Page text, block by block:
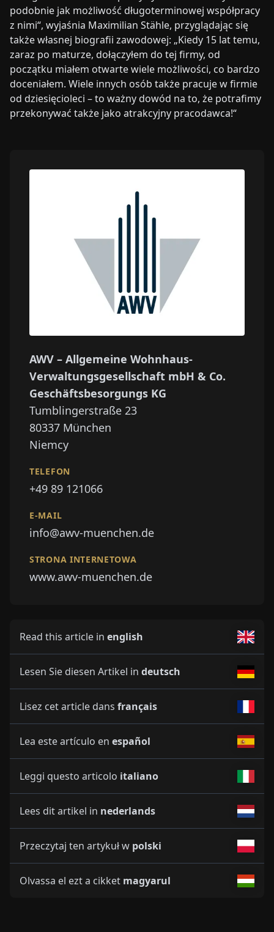
podobnie jak możliwość długoterminowej współpracy
z nimi“, wyjaśnia Maximilian Stähle, przyglądając się
także własnej biografii zawodowej: „Kiedy 15 lat temu,
zaraz po maturze, dołączyłem do tej firmy, od
początku miałem otwarte wiele możliwości, co bardzo
doceniałem. Wiele innych osób także pracuje w firmie
od dziesięcioleci – to ważny dowód na to, że potrafimy
przekonywać także jako atrakcyjny pracodawca!“
AWV – Allgemeine Wohnhaus-
Verwaltungsgesellschaft mbH & Co.
Geschäftsbesorgungs KG
Tumblingerstraße 23
80337 München
Niemcy
TELEFON
+49 89 121066
E-MAIL
info@awv-muenchen.de
STRONA INTERNETOWA
www.awv-muenchen.de
Read this article in english
Lesen Sie diesen Artikel in deutsch
Lisez cet article dans français
Lea este artículo en español
Leggi questo articolo italiano
Lees dit artikel in nederlands
Przeczytaj ten artykuł w polski
Olvassa el ezt a cikket magyarul